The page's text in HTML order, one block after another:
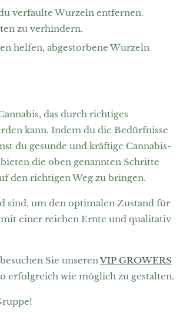
verfaulte Wurzeln entfernen.
zu verhindern.
helfen, abgestorbene Wurzeln
das durch richtiges
kann. Indem du die Bedürfnisse
du gesunde und kräftige Cannabis-
die oben genannten Schritte
den richtigen Weg zu bringen.
sind, um den optimalen Zustand für
mit einer reichen Ernte und qualitativ
Sie unserenVIP GROWERS
erfolgreich wie möglich zu gestalten.